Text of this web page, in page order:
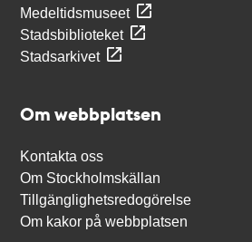
Medeltidsmuseet
Stadsbiblioteket
Stadsarkivet
Om webbplatsen
Kontakta oss
Om Stockholmskällan
Tillgänglighetsredogörelse
Om kakor på webbplatsen